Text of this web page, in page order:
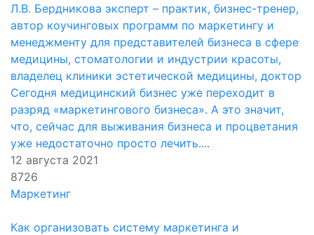
Л.В. Бердникова эксперт – практик, бизнес-тренер,
автор коучинговых программ по маркетингу и
менеджменту для представителей бизнеса в сфере
медицины, стоматологии и индустрии красоты,
владелец клиники эстетической медицины, доктор
Сегодня медицинский бизнес уже переходит в
разряд «маркетингового бизнеса». А это значит,
что, сейчас для выживания бизнеса и процветания
уже недостаточно просто лечить....
12 августа 2021
8726
Маркетинг
Как организовать систему маркетинга и